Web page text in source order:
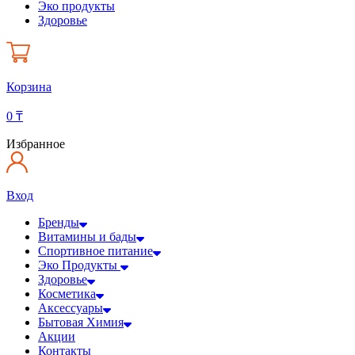
Эко продукты
Здоровье
Корзина
0 ₸
Избранное
Вход
Бренды
Витамины и бады
Спортивное питание
Эко Продукты
Здоровье
Косметика
Аксессуары
Бытовая Химия
Акции
Контакты